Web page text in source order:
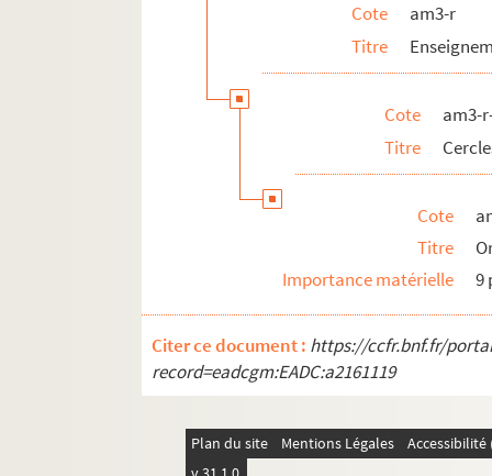
Cote
am3-r
Titre
Cote
am3-
Titre
Cote
Titre
Importance matérielle
9
Citer ce document : https://ccfr.bnf.fr/
record=eadcgm:EADC:a2161119
Plan du site Mentions Légales